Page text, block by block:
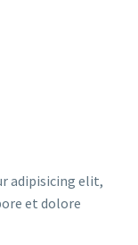
adipisicing elit,
et dolore